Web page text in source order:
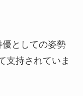
としての姿勢
支持されていま